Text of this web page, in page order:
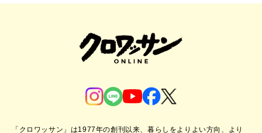
「クロワッサン」は1977年の創刊以来、暮らしをよりよい方向、より